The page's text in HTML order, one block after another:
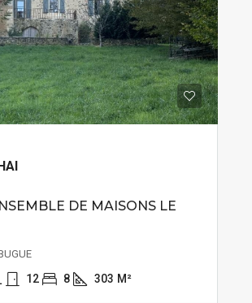
HAI
DE MAISONS LE
12 8 303 M²